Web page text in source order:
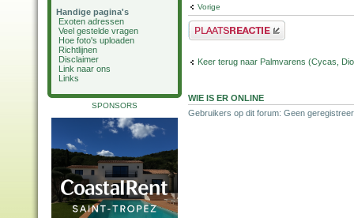
Handige pagina's
Exoten adressen
Veel gestelde vragen
Hoe foto's uploaden
Richtlijnen
Disclaimer
Link naar ons
Links
SPONSORS
Vorige
Plaats een reactie
Keer terug naar Palmvarens (Cycas,
WIE IS ER ONLINE
Gebruikers op dit forum: Geen